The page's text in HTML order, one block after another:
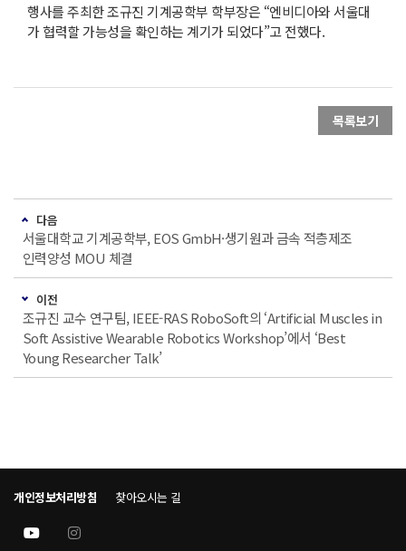
행사를 주최한 조규진 기계공학부 학부장은 “엔비디아와 서울대
가 협력할 가능성을 확인하는 계기가 되었다”고 전했다.
목록보기
다음
서울대학교 기계공학부, EOS GmbH·생기원과 금속 적층제조
인력양성 MOU 체결
이전
조규진 교수 연구팀, IEEE-RAS RoboSoft의 ‘Artificial Muscles in
Soft Assistive Wearable Robotics Workshop’에서 ‘Best
Young Researcher Talk’
개인정보처리방침 찾아오시는 길